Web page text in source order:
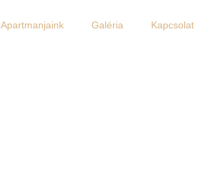
Apartmanjaink Galéria Kapcsolat